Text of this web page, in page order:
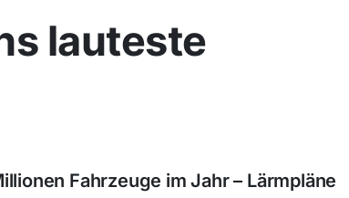
lauteste
Fahrzeuge im Jahr – Lärmpläne